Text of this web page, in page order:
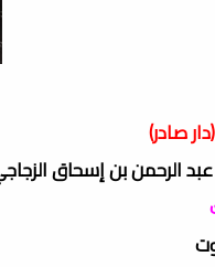
صادر)
الرحمن بن إسحاق الزجاجي (ت